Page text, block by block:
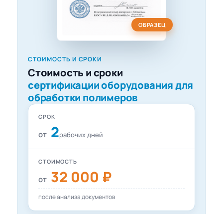
СТОИМОСТЬ И СРОКИ
Стоимость и сроки
сертификации оборудования для
обработки полимеров
СРОК
от 2рабочих дней
СТОИМОСТЬ
от 32 000 ₽
после анализа документов
ОБРАЗЕЦ